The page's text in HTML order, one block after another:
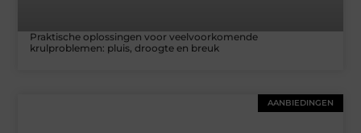
Praktische oplossingen voor veelvoorkomende
krulproblemen: pluis, droogte en breuk
AANBIEDINGEN